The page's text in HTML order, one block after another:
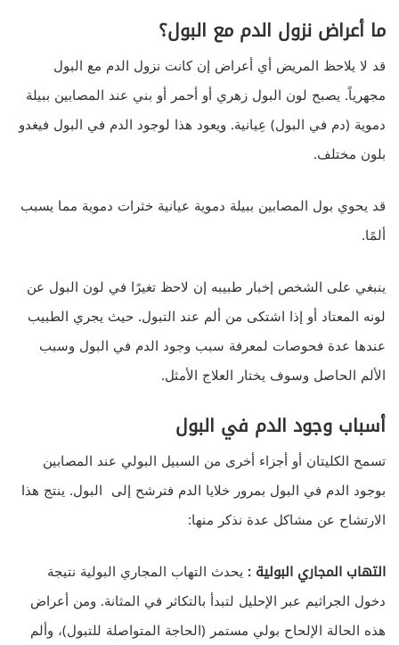
ما أعراض نزول الدم مع البول؟
قد لا يلاحظ المريض أي أعراض إن كانت نزول الدم مع البول
مجهرياً. يصبح لون البول زهري أو أحمر أو بني عند المصابين ببيلة
دموية (دم في البول) عِيانية. ويعود هذا لوجود الدم في البول فيغدو
بلون مختلف.
قد يحوي بول المصابين ببيلة دموية عيانية خثرات دموية مما يسبب
ألمًا.
ينبغي على الشخص إخبار طبيبه إن لاحظ تغيرًا في لون البول عن
لونه المعتاد أو إذا اشتكى من ألم عند التبول. حيث يجري الطبيب
عندها عدة فحوصات لمعرفة سبب وجود الدم في البول وسبب
الألم الحاصل وسوف يختار العلاج الأمثل.
أسباب وجود الدم في البول
تسمح الكليتان أو أجزاء أخرى من السبيل البولي عند المصابين
بوجود الدم في البول بمرور خلايا الدم فترشح إلى البول. ينتج هذا
الارتشاح عن مشاكل عدة نذكر منها:
التهاب المجاري البولية : يحدث التهاب المجاري البولية نتيجة
دخول الجراثيم عبر الإحليل لتبدأ بالتكاثر في المثانة. ومن أعراض
هذه الحالة الإلحاح بولي مستمر (الحاجة المتواصلة للتبول)، وألم